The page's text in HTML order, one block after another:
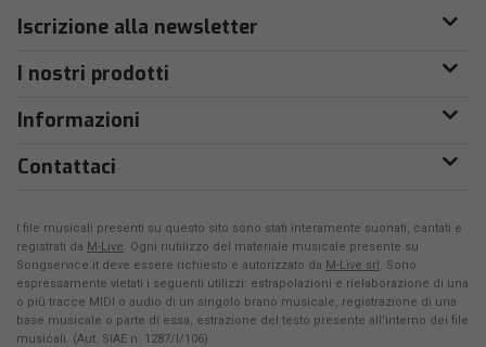
Iscrizione alla newsletter
I nostri prodotti
Informazioni
Contattaci
I file musicali presenti su questo sito sono stati interamente suonati, cantati e
registrati da M-Live. Ogni riutilizzo del materiale musicale presente su
Songservice.it deve essere richiesto e autorizzato da M-Live srl. Sono
espressamente vietati i seguenti utilizzi: estrapolazioni e rielaborazione di una
o più tracce MIDI o audio di un singolo brano musicale, registrazione di una
base musicale o parte di essa, estrazione del testo presente all'interno dei file
musicali. (Aut. SIAE n. 1287/I/106)